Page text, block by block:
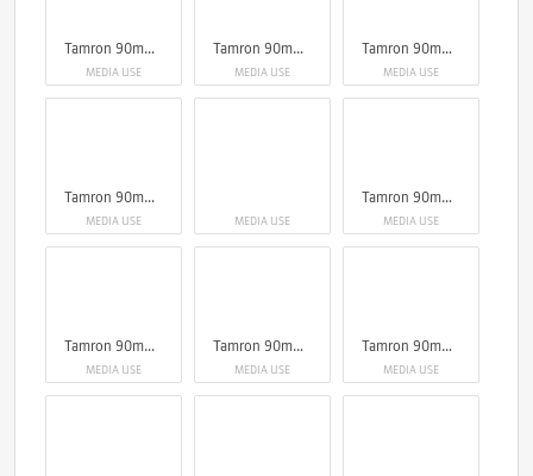
Tamron 90mm F2.8 Di III Macro VXD
MEDIA USE
Tamron 90mm F2.8 Di III Macro VXD
MEDIA USE
Tamron 90mm F2.8 Di III Macro VXD
MEDIA USE
Tamron 90mm F2.8 Di III Macro VXD
MEDIA USE MEDIA USE
Tamron 90mm F2.8 Di III Macro VXD
MEDIA USE
Tamron 90mm F2.8 Di III Macro VXD
MEDIA USE
Tamron 90mm F2.8 Di III Macro VXD
MEDIA USE
Tamron 90mm F2.8 Di III Macro VXD
MEDIA USE